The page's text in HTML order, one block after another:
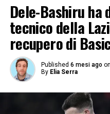
Dele-Bashiru ha
tecnico della
recupero di
Published 6 mesi ago on
By Elia Serra